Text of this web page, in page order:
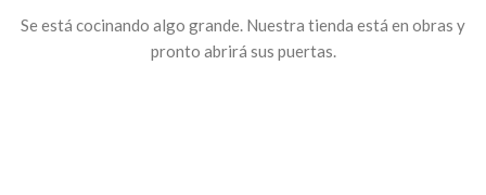
Se está cocinando algo grande. Nuestra tienda está en obras y
pronto abrirá sus puertas.